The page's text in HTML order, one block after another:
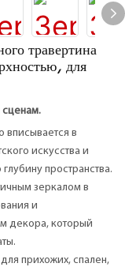
травертина
для
сценам.
вписывается в
искусства и
пространства.
зеркалом в
и
декора, который
прихожих, спален,